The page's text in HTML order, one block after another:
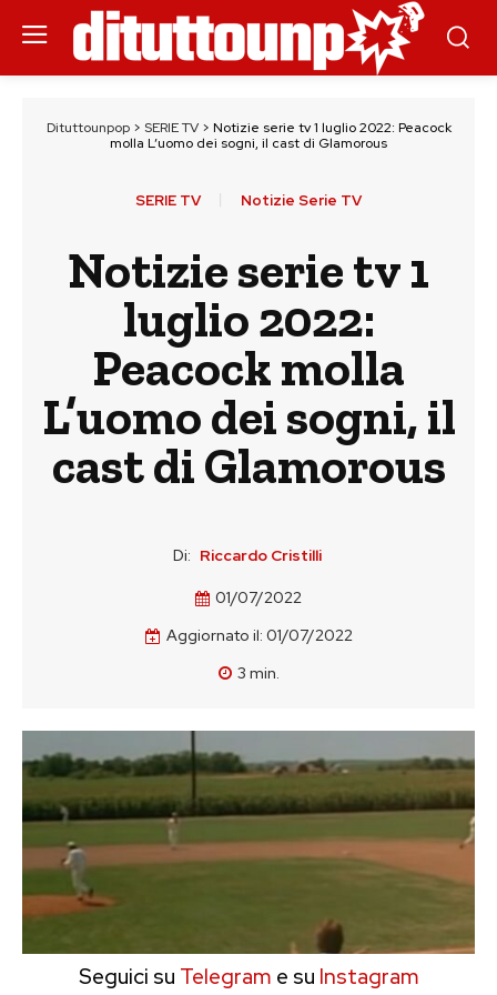
Dituttounpop> SERIE TV> Notizie serie tv 1 luglio 2022: Peacock
molla L’uomo dei sogni, il cast di Glamorous
SERIE TV Notizie Serie TV
Notizie serie tv 1
luglio 2022:
Peacock molla
L’uomo dei sogni, il
cast di Glamorous
Di: Riccardo Cristilli
01/07/2022
Aggiornato il: 01/07/2022
3 min.
Seguici su Telegram e su Instagram